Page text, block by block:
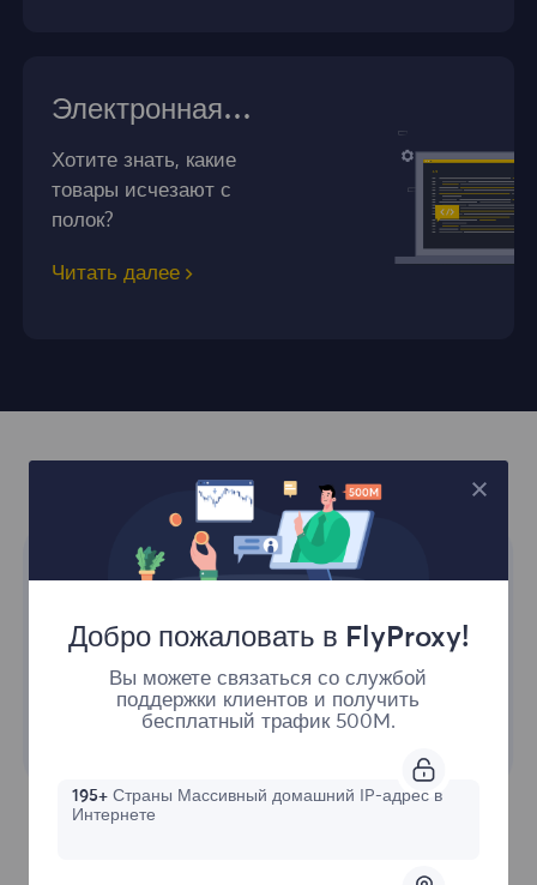
Электронная
коммерция
Хотите знать, какие
товары исчезают с
полок?
Читать далее
Добро пожаловать в FlyProxy!
Вы можете связаться со службой
поддержки клиентов и получить
бесплатный трафик 500M.
195+Страны Массивный домашний IP-адрес в
Интернете